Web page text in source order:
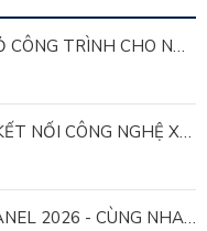
BM WINDOWS CHÂU ĐỨC: LỚP VỎ CÔNG TRÌNH CHO NHÀ MÁY LEED GOLD
PHƯƠNG NAM PANEL THAM GIA KẾT NỐI CÔNG NGHỆ XANH VÌ MỤC TIÊU PHÁT TRIỂN BỀN VỮNG
TEAM BUILDING PHƯƠNG NAM PANEL 2026 - CÙNG NHAU ĐI XA, CÙNG NHAU LỚN MẠNH